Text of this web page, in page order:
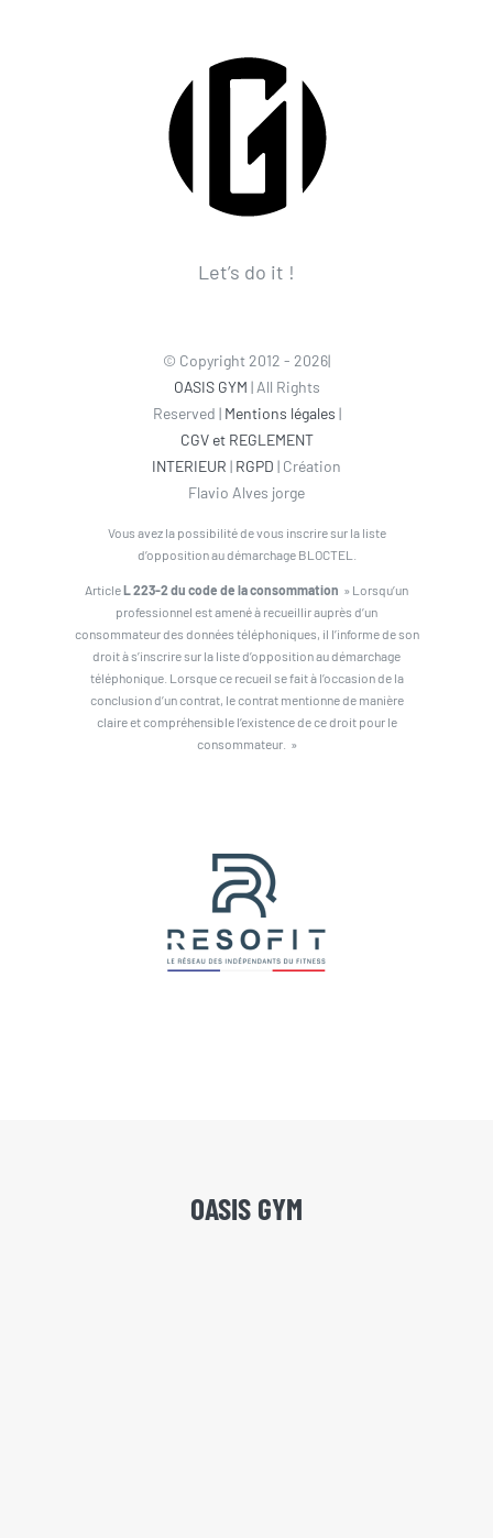
Let’s do it !
© Copyright 2012 - 2026|
OASIS GYM | All Rights
Reserved | Mentions légales |
CGV et REGLEMENT
INTERIEUR | RGPD | Création
Flavio Alves jorge
Vous avez la possibilité de vous inscrire sur la liste
d’opposition au démarchage BLOCTEL.
ArticleL 223-2 du code de la consommation » Lorsqu’un
professionnel est amené à recueillir auprès d’un
consommateur des données téléphoniques, il l’informe de son
droit à s’inscrire sur la liste d’opposition au démarchage
téléphonique. Lorsque ce recueil se fait à l’occasion de la
conclusion d’un contrat, le contrat mentionne de manière
claire et compréhensible l’existence de ce droit pour le
consommateur. »
OASIS GYM